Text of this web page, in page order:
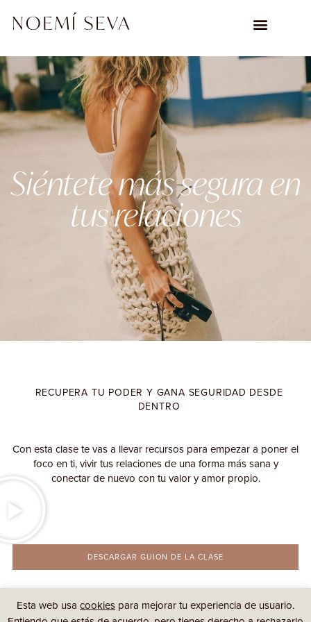
Siéntete más segura en
tus relaciones
RECUPERA TU PODER Y GANA SEGURIDAD DESDE
DENTRO
Con esta clase te vas a llevar recursos para empezar a poner el
foco en ti, vivir tus relaciones de una forma más sana y
conectar de nuevo con tu valor y amor propio.
DESCARGAR GUION DE LA CLASE
INFO DE MI PROGRAMA SENTIRME
Esta web usa cookies para mejorar tu experiencia de usuario.